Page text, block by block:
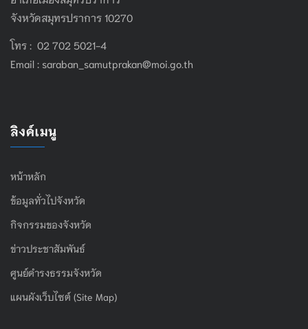
จังหวัดสมุทรปราการ 10270
โทร : 02 702 5021-4
Email : saraban_samutprakan@moi.go.th
ลิงค์เมนู
หน้าหลัก
ข้อมูลทั่วไปจังหวัด
กิจกรรมของจังหวัด
ข่าวประชาสัมพันธ์
ศูนย์ดำรงธรรมจังหวัด
แผนผังเว็บไซต์ (Site Map)